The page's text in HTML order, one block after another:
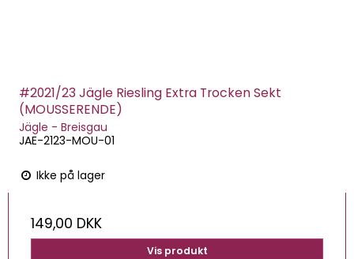
#2021/23 Jägle Riesling Extra Trocken Sekt
(MOUSSERENDE)
Jägle - Breisgau
JAE-2123-MOU-01
Ikke på lager
149,00 DKK
Vis produkt